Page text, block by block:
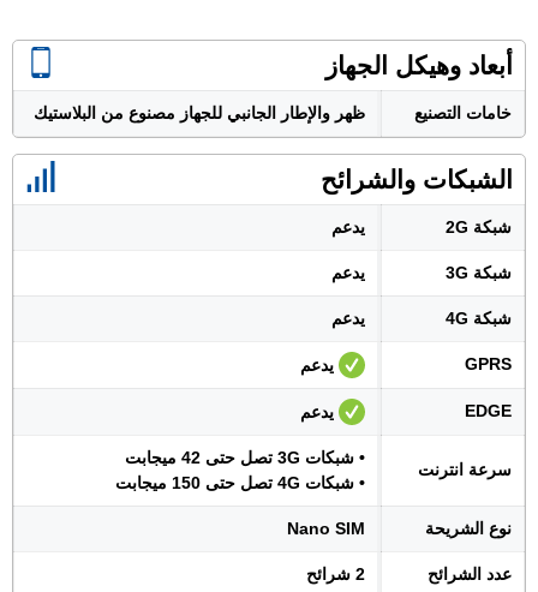
أبعاد وهيكل الجهاز
خامات التصنيع ظهر والإطار الجانبي للجهاز مصنوع من البلاستيك
الشبكات والشرائح
شبكة 2G يدعم
شبكة 3G يدعم
شبكة 4G يدعم
GPRS يدعم
EDGE يدعم
سرعة انترنت
• شبكات 3G تصل حتى 42 ميجابت
• شبكات 4G تصل حتى 150 ميجابت
نوع الشريحة Nano SIM
عدد الشرائح 2 شرائح